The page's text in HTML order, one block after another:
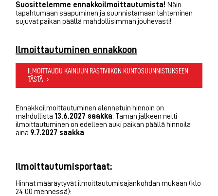
Suosittelemme ennakkoilmoittautumista! Näin
tapahtumaan saapuminen ja suunnistamaan lähteminen
sujuvat paikan päällä mahdollisimman jouhevasti!
Ilmoittautuminen ennakkoon
ILMOITTAUDU KAINUUN RASTIVIIKON KUNTOSUUNNISTUKSEEN
TÄSTÄ
Ennakkoilmoittautuminen alennetuin hinnoin on
mahdollista 13.6.2027 saakka . Tämän jälkeen netti-
ilmoittautuminen on edelleen auki paikan päällä hinnoila
aina 9.7.2027 saakka
Ilmoittautumisportaat:
Hinnat määräytyvät ilmoittautumisajankohdan mukaan (klo
24.00 mennessä):